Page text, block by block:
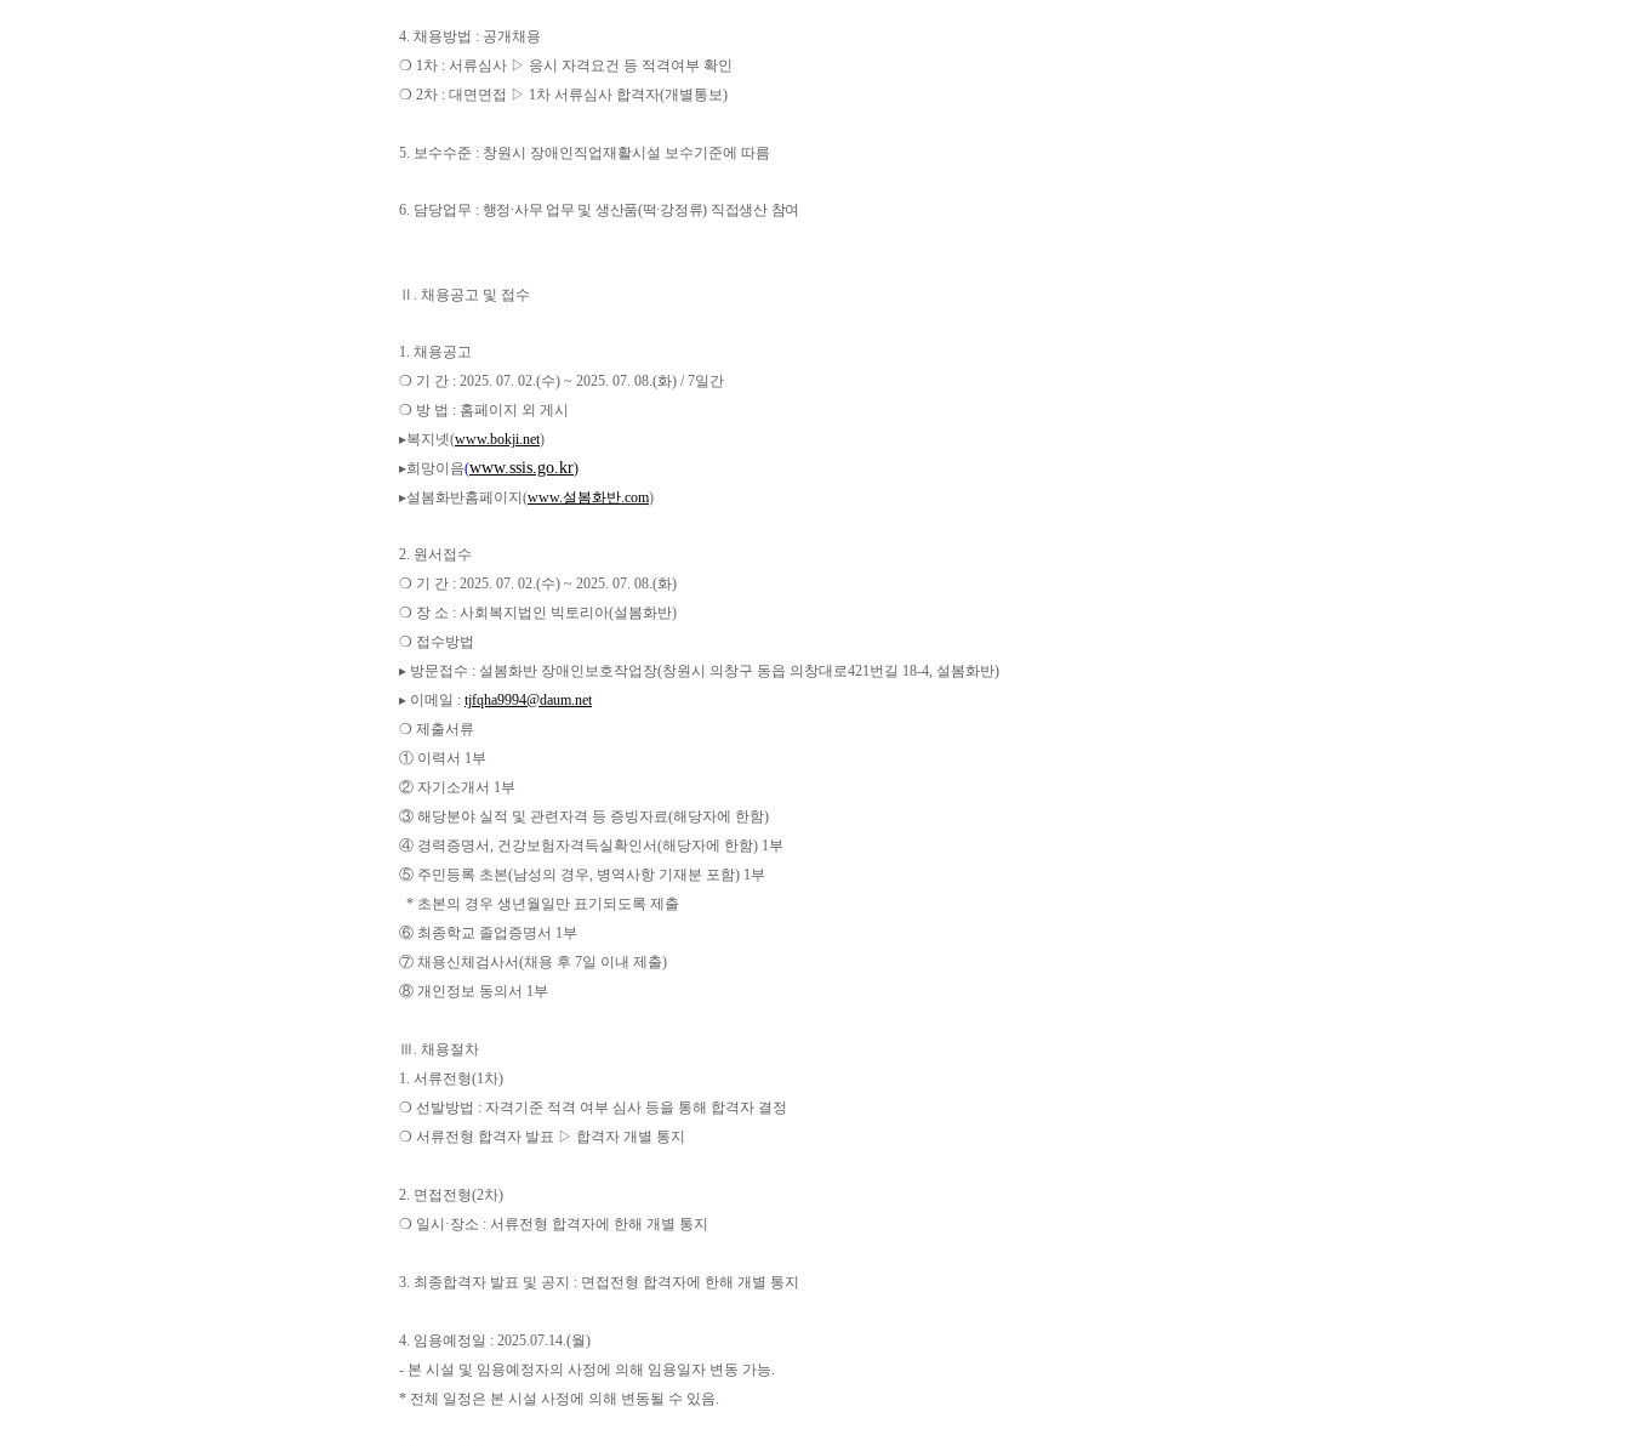
4. 채용방법 : 공개채용
❍ 1차 : 서류심사 ▷ 응시 자격요건 등 적격여부 확인
❍ 2차 : 대면면접 ▷ 1차 서류심사 합격자(개별통보)
5. 보수수준 : 창원시 장애인직업재활시설 보수기준에 따름
6. 담당업무 : 행정∙사무 업무 및 생산품(떡∙강정류) 직접생산 참여
Ⅱ. 채용공고 및 접수
1. 채용공고
❍ 기 간 : 2025. 07. 02.(수) ~ 2025. 07. 08.(화) / 7일간
❍ 방 법 : 홈페이지 외 게시
▸복지넷(www.bokji.net)
▸희망이음(www.ssis.go.kr)
▸설봄화반홈페이지(www.설봄화반.com)
2. 원서접수
❍ 기 간 : 2025. 07. 02.(수) ~ 2025. 07. 08.(화)
❍ 장 소 : 사회복지법인 빅토리아(설봄화반)
❍ 접수방법
▸ 방문접수 : 설봄화반 장애인보호작업장(창원시 의창구 동읍 의창대로421번길 18-4, 설봄화반)
▸ 이메일 : tjfqha9994@daum.net
❍ 제출서류
① 이력서 1부
② 자기소개서 1부
③ 해당분야 실적 및 관련자격 등 증빙자료(해당자에 한함)
④ 경력증명서, 건강보험자격득실확인서(해당자에 한함) 1부
⑤ 주민등록 초본(남성의 경우, 병역사항 기재분 포함) 1부
* 초본의 경우 생년월일만 표기되도록 제출
⑥ 최종학교 졸업증명서 1부
⑦ 채용신체검사서(채용 후 7일 이내 제출)
⑧ 개인정보 동의서 1부
Ⅲ. 채용절차
1. 서류전형(1차)
❍ 선발방법 : 자격기준 적격 여부 심사 등을 통해 합격자 결정
❍ 서류전형 합격자 발표 ▷ 합격자 개별 통지
2. 면접전형(2차)
❍ 일시·장소 : 서류전형 합격자에 한해 개별 통지
3. 최종합격자 발표 및 공지 : 면접전형 합격자에 한해 개별 통지
4. 임용예정일 : 2025.07.14.(월)
- 본 시설 및 임용예정자의 사정에 의해 임용일자 변동 가능.
* 전체 일정은 본 시설 사정에 의해 변동될 수 있음.